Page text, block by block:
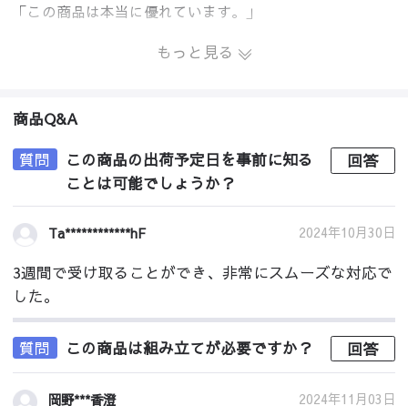
「この商品は本当に優れています。」
もっと見る
商品Q&A
質問
この商品の出荷予定日を事前に知る
ことは可能でしょうか？
回答
Ta************hF 2024年10月30日
3週間で受け取ることができ、非常にスムーズな対応で
した。
質問 この商品は組み立てが必要ですか？ 回答
岡野***香澄 2024年11月03日